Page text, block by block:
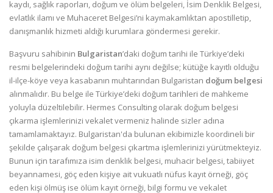
kaydı, sağlık raporları, doğum ve ölüm belgeleri, İsim Denklik Belgesi,
evlatlık ilamı ve Muhaceret Belgesi’ni kaymakamlıktan apostilletip,
danışmanlık hizmeti aldığı kurumlara göndermesi gerekir.
Başvuru sahibinin Bulgaristan’daki doğum tarihi ile Türkiye’deki
resmi belgelerindeki doğum tarihi aynı değilse; kütüğe kayıtlı olduğu
il-ilçe-köye veya kasabanın muhtarından Bulgaristan doğum belgesi
alınmalıdır. Bu belge ile Türkiye’deki doğum tarihleri de mahkeme
yoluyla düzeltilebilir. Hermes Consulting olarak doğum belgesi
çıkarma işlemlerinizi vekalet vermeniz halinde sizler adına
tamamlamaktayız. Bulgaristan'da bulunan ekibimizle koordineli bir
şekilde çalışarak doğum belgesi çıkartma işlemlerinizi yürütmekteyiz.
Bunun için tarafımıza isim denklik belgesi, muhacir belgesi, tabiiyet
beyannamesi, göç eden kişiye ait vukuatlı nüfus kayıt örneği, göç
eden kişi ölmüş ise ölüm kayıt örneği, bilgi formu ve vekalet